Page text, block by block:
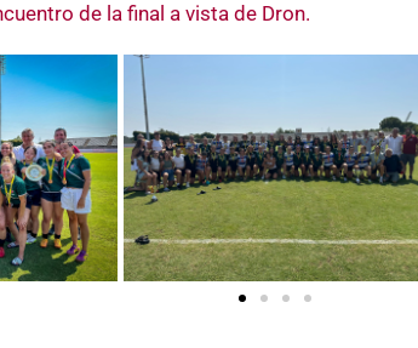
de la final a vista de Dron.